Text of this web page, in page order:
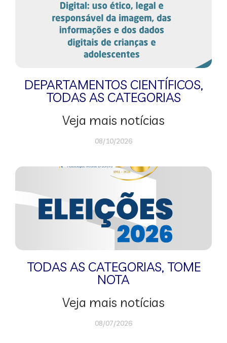
DEPARTAMENTOS CIENTÍFICOS,
TODAS AS CATEGORIAS
Veja mais notícias
08/10/2026
TODAS AS CATEGORIAS, TOME
NOTA
Veja mais notícias
08/07/2026